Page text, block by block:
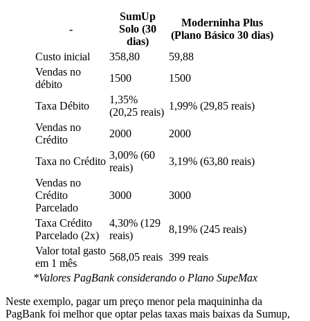
-
SumUp
Solo (30
dias)
Moderninha Plus
(Plano Básico 30 dias)
Custo inicial
358,80
59,88
Vendas no
débito
1500 1500
Taxa Débito
1,35%
(20,25 reais)
1,99% (29,85 reais)
Vendas no
Crédito
2000 2000
Taxa no Crédito
3,00% (60
reais)
3,19% (63,80 reais)
Vendas no
Crédito
Parcelado
3000 3000
Taxa Crédito
Parcelado (2x)
4,30% (129
reais)
8,19% (245 reais)
Valor total gasto
em 1 mês
568,05 reais 399 reais
*Valores PagBank considerando o Plano SupeMax
Neste exemplo, pagar um preço menor pela maquininha da
PagBank foi melhor que optar pelas taxas mais baixas da Sumup,